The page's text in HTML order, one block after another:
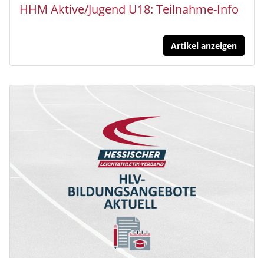
HHM Aktive/Jugend U18: Teilnahme-Info
Artikel anzeigen